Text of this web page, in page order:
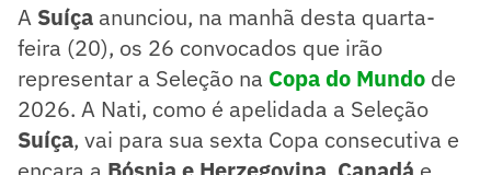
A Suíça anunciou, na manhã desta quarta-
feira (20), os 26 convocados que irão
representar a Seleção na Copa do Mundo de
2026. A Nati, como é apelidada a Seleção
Suíça, vai para sua sexta Copa consecutiva e